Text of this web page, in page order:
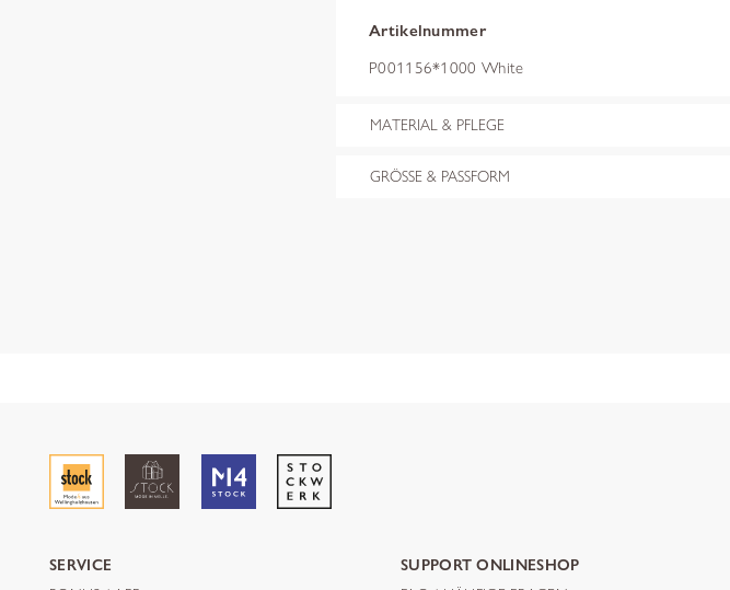
Artikelnummer
P001156*1000 White
MATERIAL & PFLEGE
GRÖSSE & PASSFORM
SERVICE SUPPORT ONLINESHOP